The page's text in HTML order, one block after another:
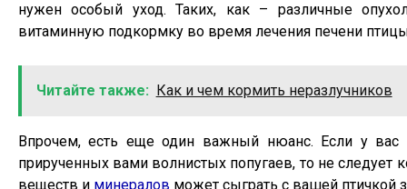
нужен особый уход. Таких, как – различные
витаминную подкормку во время лечения печени
Читайте также: Как и чем кормить неразлучников
Впрочем, есть еще один важный нюанс. Если у
прирученных вами волнистых попугаев, то не
веществ и минералов может сыграть с вашей птичкой